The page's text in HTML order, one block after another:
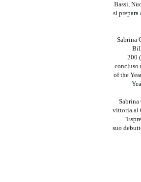
Bassi,
si
Sabrina
200
concluso
of the
Sabrina
vittoria ai
suo